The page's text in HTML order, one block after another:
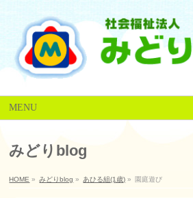
MENU
みどりblog
HOME » みどりblog » あひる組(1歳) » 園庭遊び